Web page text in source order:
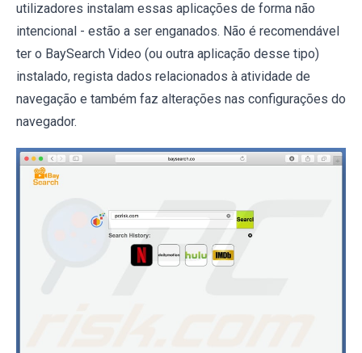
utilizadores instalam essas aplicações de forma não
intencional - estão a ser enganados. Não é recomendável
ter o BaySearch Video (ou outra aplicação desse tipo)
instalado, regista dados relacionados à atividade de
navegação e também faz alterações nas configurações do
navegador.